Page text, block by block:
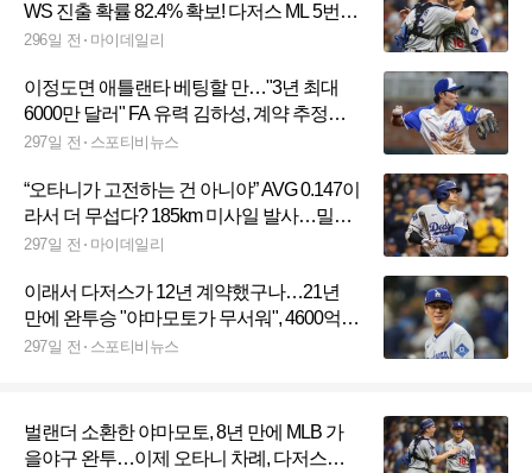
WS 진출 확률 82.4% 확보! 다저스 ML 5번째
역사 만들어낼까?
296일 전 마이데일리
이정도면 애틀랜타 베팅할 만…"3년 최대
6000만 달러" FA 유력 김하성, 계약 추정치
나왔다
297일 전 스포티비뉴스
“오타니가 고전하는 건 아니야” AVG 0.147이
라서 더 무섭다? 185km 미사일 발사…밀워
키 당연한 경계
297일 전 마이데일리
이래서 다저스가 12년 계약했구나…21년
만에 완투승 "야마모토가 무서워", 4600억이
안 아깝다
297일 전 스포티비뉴스
벌랜더 소환한 야마모토, 8년 만에 MLB 가
을야구 완투…이제 오타니 차례, 다저스